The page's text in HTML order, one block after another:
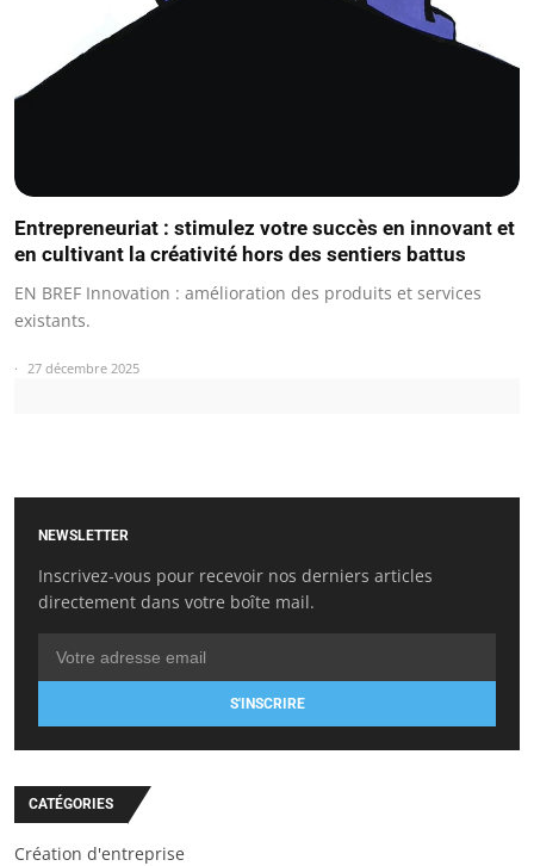
Entrepreneuriat : stimulez votre succès en innovant et
en cultivant la créativité hors des sentiers battus
EN BREF Innovation : amélioration des produits et services
existants.
27 décembre 2025
NEWSLETTER
Inscrivez-vous pour recevoir nos derniers articles
directement dans votre boîte mail.
S'INSCRIRE
CATÉGORIES
Création d'entreprise